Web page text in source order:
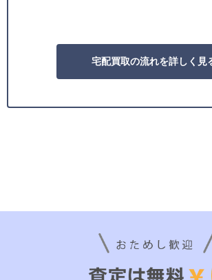
宅配買取の流れを詳しく見